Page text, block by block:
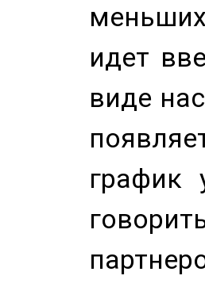
идет
виде
график